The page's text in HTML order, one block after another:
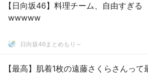
【日向坂46】料理チーム、自由すぎる
wwwww
日向坂46まとめもり～
【最高】肌着1枚の遠藤さくらさんって